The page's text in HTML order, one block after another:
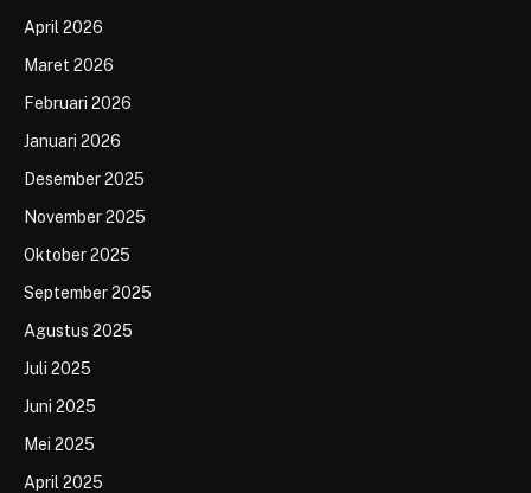
April 2026
Maret 2026
Februari 2026
Januari 2026
Desember 2025
November 2025
Oktober 2025
September 2025
Agustus 2025
Juli 2025
Juni 2025
Mei 2025
April 2025